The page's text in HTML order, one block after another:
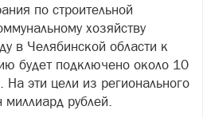
по строительной
хозяйству
в Челябинской области к
будет подключено около 10
эти цели из регионального
рублей.